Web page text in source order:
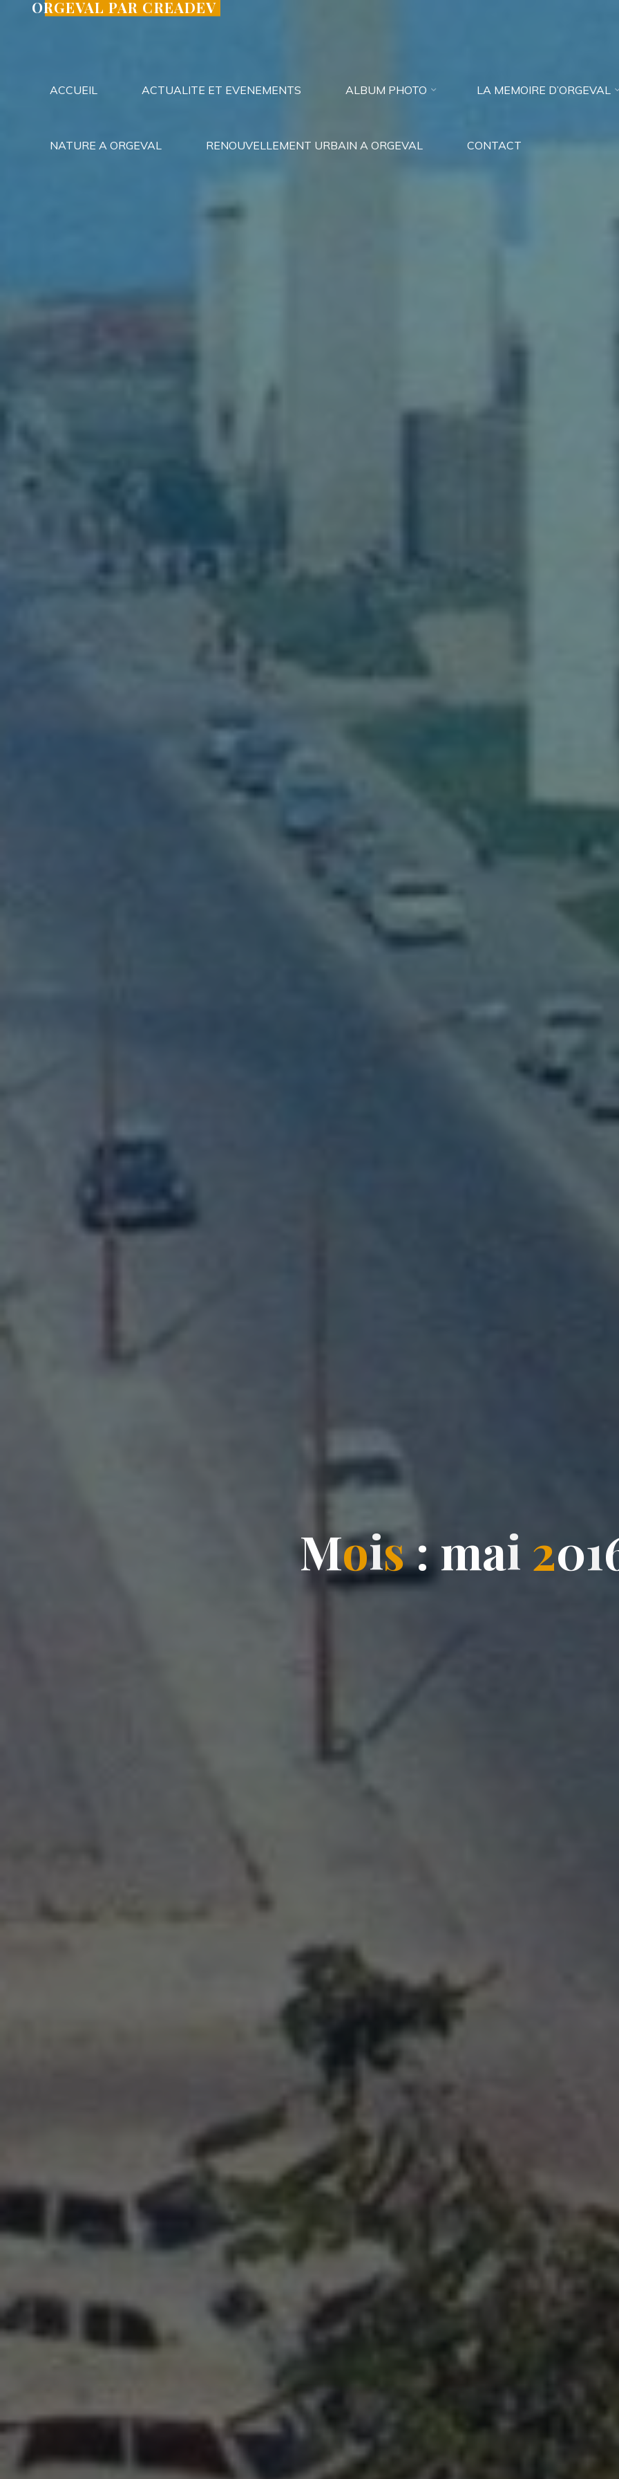
ORGEVAL PAR CREADEV
ACCUEIL ACTUALITE ET EVENEMENTS ALBUM PHOTO LA MEMOIRE D’ORGEVAL
NATURE A ORGEVAL RENOUVELLEMENT URBAIN A ORGEVAL CONTACT
Mois: mai 201